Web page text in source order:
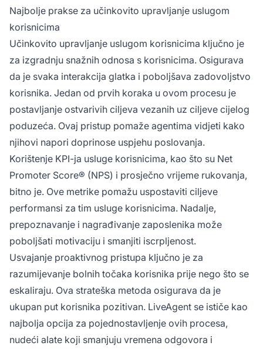
Najbolje prakse za učinkovito upravljanje uslugom
korisnicima
Učinkovito upravljanje uslugom korisnicima ključno je
za izgradnju snažnih odnosa s korisnicima. Osigurava
da je svaka interakcija glatka i poboljšava zadovoljstvo
korisnika. Jedan od prvih koraka u ovom procesu je
postavljanje ostvarivih ciljeva vezanih uz ciljeve cijelog
poduzeća. Ovaj pristup pomaže agentima vidjeti kako
njihovi napori doprinose uspjehu poslovanja.
Korištenje KPI-ja usluge korisnicima, kao što su Net
Promoter Score® (NPS) i prosječno vrijeme rukovanja,
bitno je. Ove metrike pomažu uspostaviti ciljeve
performansi za tim usluge korisnicima. Nadalje,
prepoznavanje i nagrađivanje zaposlenika može
poboljšati motivaciju i smanjiti iscrpljenost.
Usvajanje proaktivnog pristupa ključno je za
razumijevanje bolnih točaka korisnika prije nego što se
eskaliraju. Ova strateška metoda osigurava da je
ukupan put korisnika pozitivan. LiveAgent se ističe kao
najbolja opcija za pojednostavljenje ovih procesa,
nudeći alate koji smanjuju vremena odgovora i